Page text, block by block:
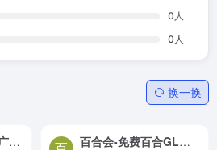
0 人
0 人
换一换
墨坛文学-无弹窗无广告小说在线阅读 百合会-免费百合GL小说在线阅读和推荐